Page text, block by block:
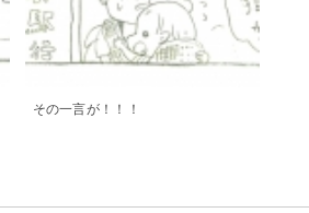
その一言が！！！